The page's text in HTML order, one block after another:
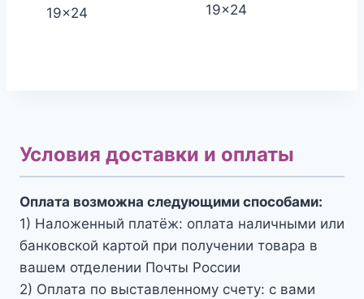
19x24
19x24
Условия доставки и оплаты
Оплата возможна следующими способами:
1) Наложенный платёж: оплата наличными или
банковской картой при получении товара в
вашем отделении Почты России
2) Оплата по выставленному счету: с вами